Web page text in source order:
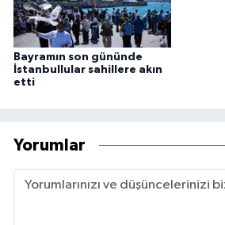
Bayramın son gününde
İstanbullular sahillere akın
etti
Yorumlar